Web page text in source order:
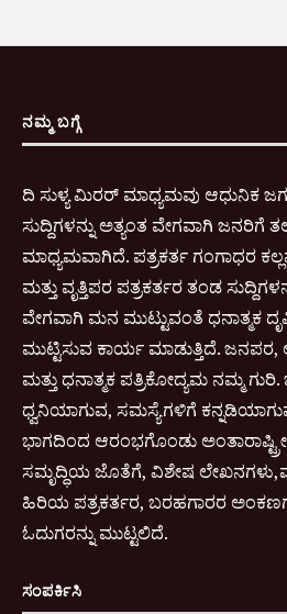
ನಮ್ಮ ಬಗ್ಗೆ
ದಿ ಸುಳ್ಯ ಮಿರರ್ ಮಾಧ್ಯಮವು ಆಧುನಿಕ
ಸುದ್ದಿಗಳನ್ನು ಅತ್ಯಂತ ವೇಗವಾಗಿ
ಮಾಧ್ಯಮವಾಗಿದೆ. ಪತ್ರಕರ್ತ ಗಂಗಾಧರ
ಮತ್ತು ವೃತ್ತಿಪರ ಪತ್ರಕರ್ತರ ತಂಡ
ವೇಗವಾಗಿ ಮನ ಮುಟ್ಟುವಂತೆ ಧನಾತ್ಮಕ
ಮುಟ್ಟಿಸುವ ಕಾರ್ಯ ಮಾಡುತ್ತಿದೆ. ಜನಪರ,
ಮತ್ತು ಧನಾತ್ಮಕ ಪತ್ರಿಕೋದ್ಯಮ ನಮ್ಮ
ಧ್ವನಿಯಾಗುವ, ಸಮಸ್ಯೆಗಳಿಗೆ
ಭಾಗದಿಂದ ಆರಂಭಗೊಂಡು
ಸಮೃದ್ಧಿಯ ಜೊತೆಗೆ, ವಿಶೇಷ
ಹಿರಿಯ ಪತ್ರಕರ್ತರ, ಬರಹಗಾರರ
ಓದುಗರನ್ನು ಮುಟ್ಟಲಿದೆ.
ಸಂಪರ್ಕಿಸಿ